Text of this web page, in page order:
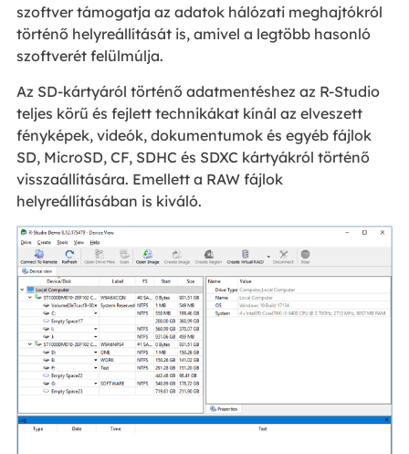
szoftver támogatja az adatok hálózati meghajtókról
történő helyreállítását is, amivel a legtöbb hasonló
szoftverét felülmúlja.
Az SD-kártyáról történő adatmentéshez az R-Studio
teljes körű és fejlett technikákat kínál az elveszett
fényképek, videók, dokumentumok és egyéb fájlok
SD, MicroSD, CF, SDHC és SDXC kártyákról történő
visszaállítására. Emellett a RAW fájlok
helyreállításában is kiváló.